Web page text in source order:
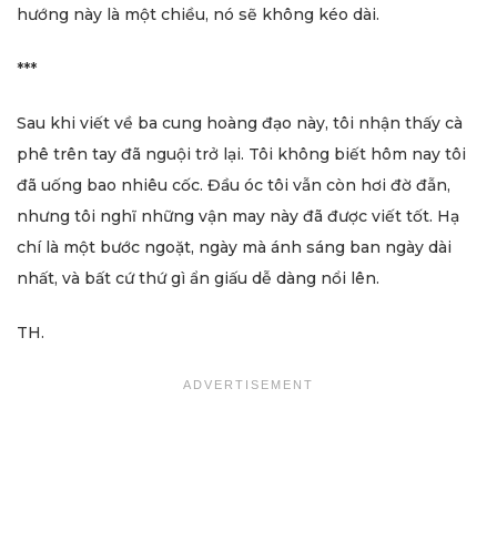
hướng này là một chiều, nó sẽ không kéo dài.
***
Sau khi viết về ba cung hoàng đạo này, tôi nhận thấy cà
phê trên tay đã nguội trở lại. Tôi không biết hôm nay tôi
đã uống bao nhiêu cốc. Đầu óc tôi vẫn còn hơi đờ đẫn,
nhưng tôi nghĩ những vận may này đã được viết tốt. Hạ
chí là một bước ngoặt, ngày mà ánh sáng ban ngày dài
nhất, và bất cứ thứ gì ẩn giấu dễ dàng nổi lên.
TH.